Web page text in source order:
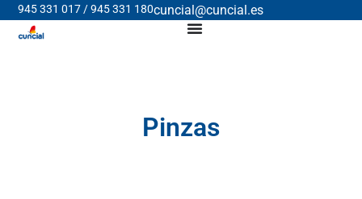
945 331 017 / 945 331 180cuncial@cuncial.es
Pinzas